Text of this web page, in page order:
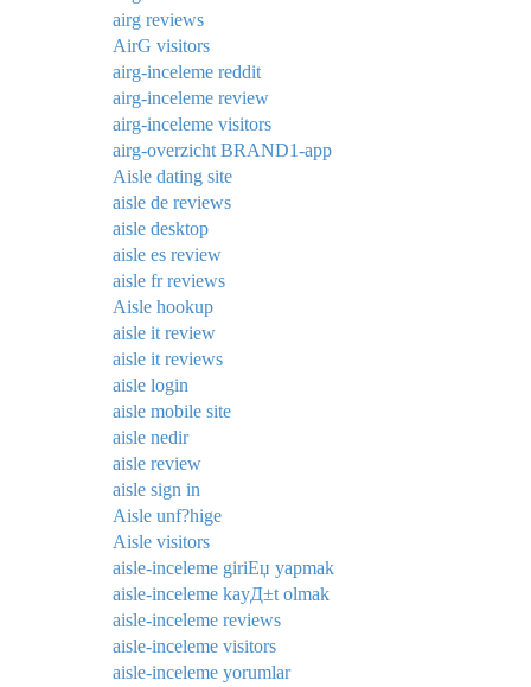
airg reviews
AirG visitors
airg-inceleme reddit
airg-inceleme review
airg-inceleme visitors
airg-overzicht BRAND1-app
Aisle dating site
aisle de reviews
aisle desktop
aisle es review
aisle fr reviews
Aisle hookup
aisle it review
aisle it reviews
aisle login
aisle mobile site
aisle nedir
aisle review
aisle sign in
Aisle unf?hige
Aisle visitors
aisle-inceleme giriЕџ yapmak
aisle-inceleme kayД±t olmak
aisle-inceleme reviews
aisle-inceleme visitors
aisle-inceleme yorumlar